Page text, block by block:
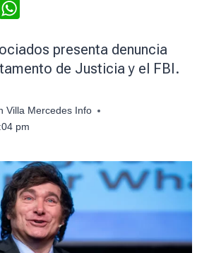
Telegram
presenta denuncia
de Justicia y el FBI.
Villa Mercedes Info
pm